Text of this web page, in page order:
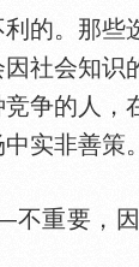
。那些
社会知识
争的人
实非善策。
要，因